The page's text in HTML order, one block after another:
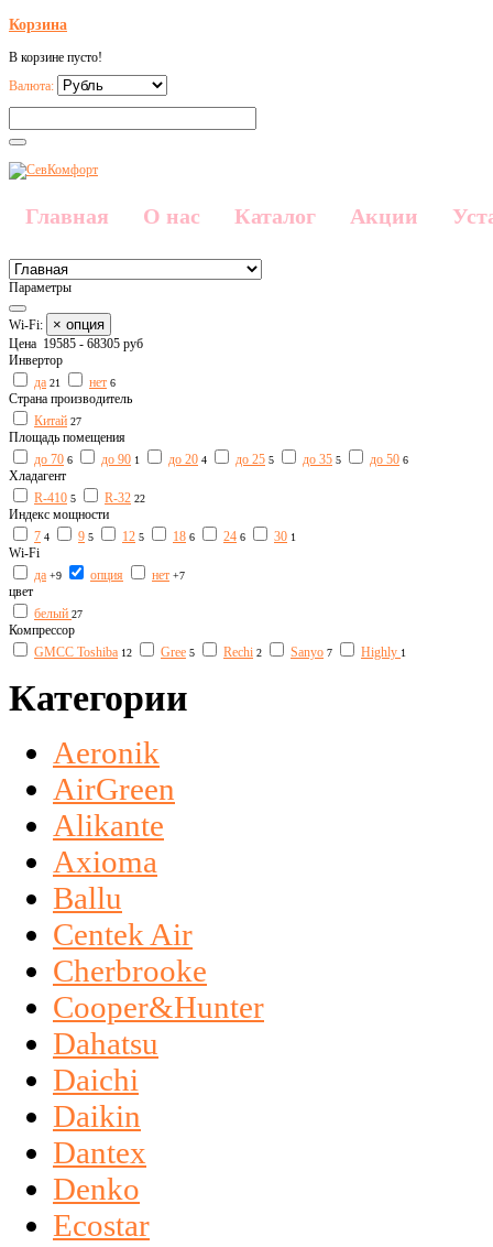
Корзина
В корзине пусто!
Валюта:
Главная О нас Каталог Акции
Параметры
Wi-Fi: × опция
Цена 19585 - 68305 руб
Инвертор
да 21 нет 6
Страна производитель
Китай 27
Площадь помещения
до 70 6 до 90 1 до 20 4 до 25 5 до 35 5 до 50 6
Хладагент
R-410 5 R-32 22
Индекс мощности
7 4 9 5 12 5 18 6 24 6 30 1
Wi-Fi
да +9 опция нет +7
цвет
белый 27
Компрессор
GMCC Toshiba 12 Gree 5 Rechi 2 Sanyo 7 Highly 1
Категории
Aeronik
AirGreen
Alikante
Axioma
Ballu
Centek Air
Cherbrooke
Cooper&Hunter
Dahatsu
Daichi
Daikin
Dantex
Denko
Ecostar